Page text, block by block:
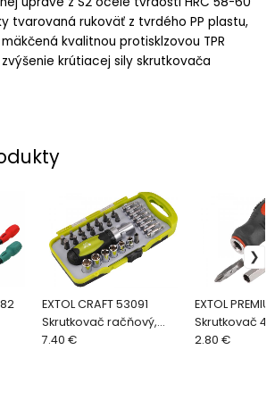
tvarovaná rukoväť z tvrdého PP plastu,
kvalitnou protisklzovou TPR
krútiacej sily skrutkovača
EXTOL CRAFT 53091
Skrutkovač račňový,
nástrčné kľúče a bity,
7.40 €
EXTOL
Skrutkovač
2.80 €